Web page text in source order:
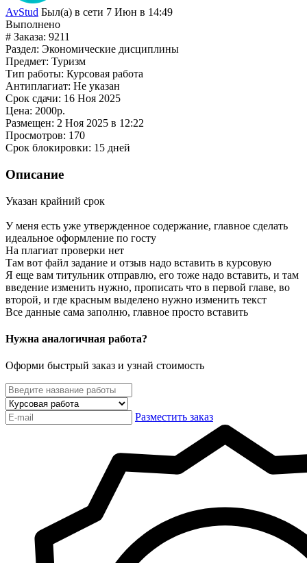
AvStud Был(а) в сети 7 Июн в 14:49
Выполнено
# Заказа: 9211
Раздел: Экономические дисциплины
Предмет: Туризм
Тип работы: Курсовая работа
Антиплагиат: Не указан
Срок сдачи: 16 Ноя 2025
Цена: 2000р.
Размещен: 2 Ноя 2025 в 12:22
Просмотров: 170
Срок блокировки: 15 дней
Описание
Указан крайний срок
У меня есть уже утвержденное содержание, главное сделать
идеальное оформление по госту
На плагиат проверки нет
Там вот файл задание и отзыв надо вставить в курсовую
Я еще вам титульник отправлю, его тоже надо вставить, и там
введение изменить нужно, прописать что в первой главе, во
второй, и где красным выделено нужно изменить текст
Все данные сама заполню, главное просто вставить
Нужна аналогичная работа?
Оформи быстрый заказ и узнай стоимость
Разместить заказ